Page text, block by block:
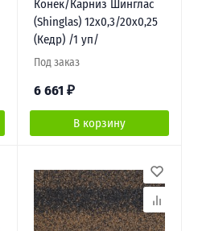
Конек/Карниз Шинглас
(Shinglas) 12х0,3/20х0,25
(Кедр) /1 уп/
Под заказ
6 661 ₽
В корзину